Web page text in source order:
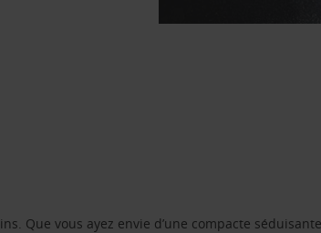
Que vous ayez envie d’une compacte